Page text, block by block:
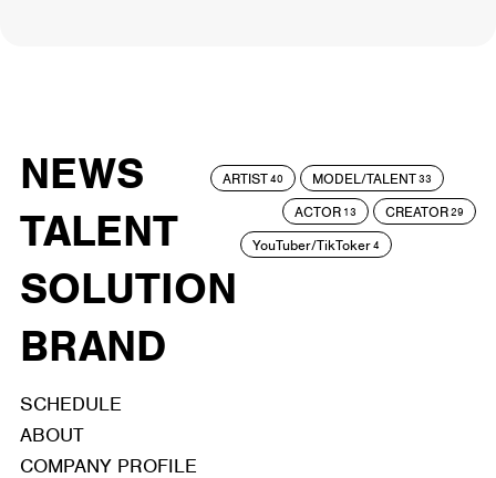
NEWS
TALENT
SOLUTION
BRAND
ARTIST40 MODEL/TALENT33
ACTOR 13 CREATOR29
YouTuber/TikToker4
SCHEDULE
ABOUT
COMPANY PROFILE